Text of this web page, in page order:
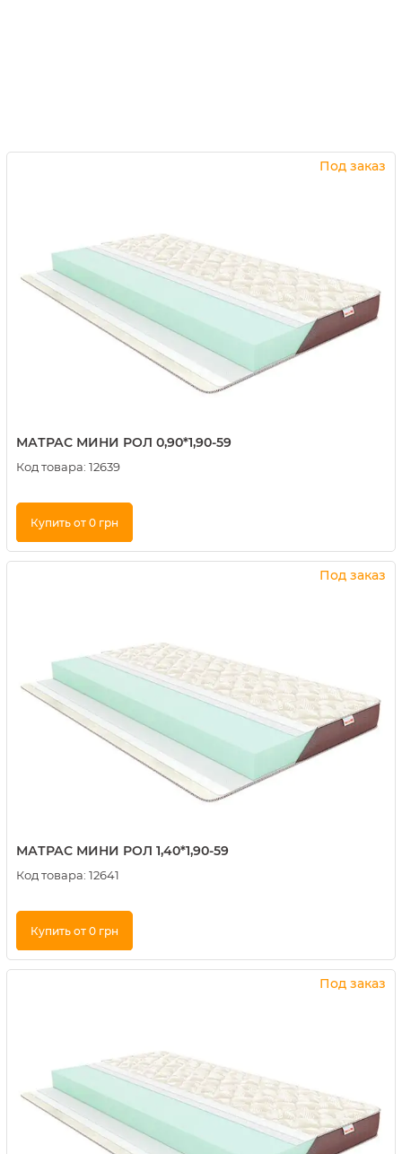
Под заказ
МАТРАС МИНИ РОЛ 0,90*1,90-59
Код товара: 12639
Купить от 0 грн
Купить в 1 клик
Под заказ
МАТРАС МИНИ РОЛ 1,40*1,90-59
Код товара: 12641
Купить от 0 грн
Купить в 1 клик
Под заказ